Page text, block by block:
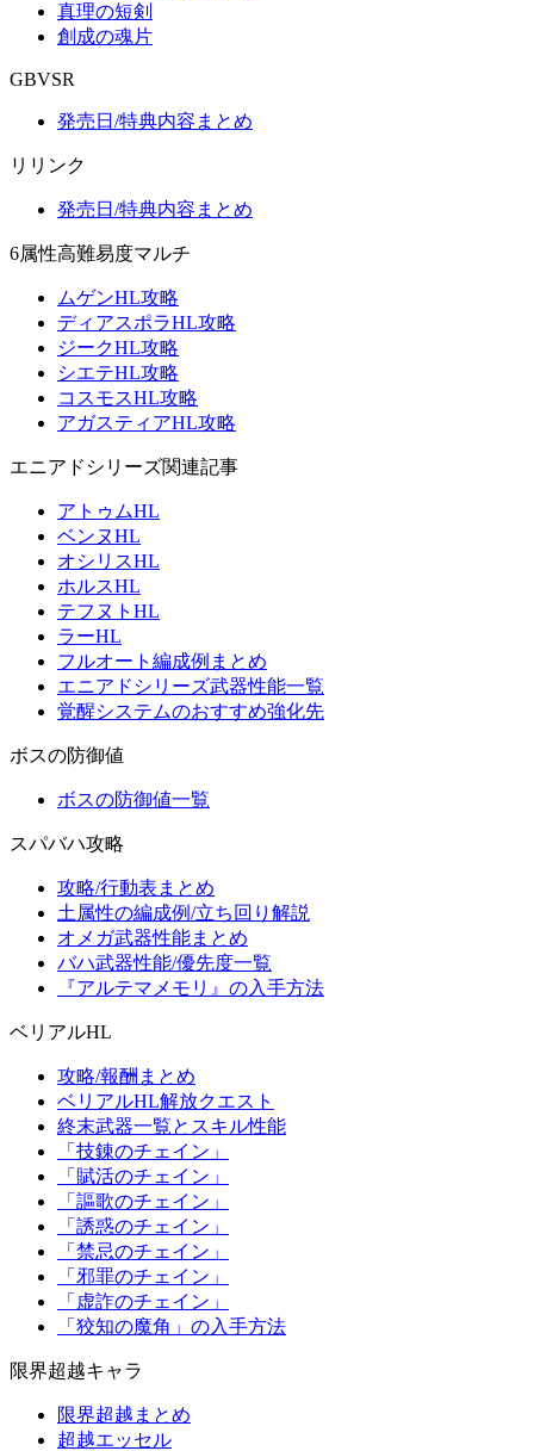
真理の短剣
創成の魂片
GBVSR
発売日/特典内容まとめ
リリンク
発売日/特典内容まとめ
6属性高難易度マルチ
ムゲンHL攻略
ディアスポラHL攻略
ジークHL攻略
シエテHL攻略
コスモスHL攻略
アガスティアHL攻略
エニアドシリーズ関連記事
アトゥムHL
ベンヌHL
オシリスHL
ホルスHL
テフヌトHL
ラーHL
フルオート編成例まとめ
エニアドシリーズ武器性能一覧
覚醒システムのおすすめ強化先
ボスの防御値
ボスの防御値一覧
スパバハ攻略
攻略/行動表まとめ
土属性の編成例/立ち回り解説
オメガ武器性能まとめ
バハ武器性能/優先度一覧
『アルテマメモリ』の入手方法
ベリアルHL
攻略/報酬まとめ
ベリアルHL解放クエスト
終末武器一覧とスキル性能
「技錬のチェイン」
「賦活のチェイン」
「謳歌のチェイン」
「誘惑のチェイン」
「禁忌のチェイン」
「邪罪のチェイン」
「虚詐のチェイン」
「狡知の魔角」の入手方法
限界超越キャラ
限界超越まとめ
超越エッセル